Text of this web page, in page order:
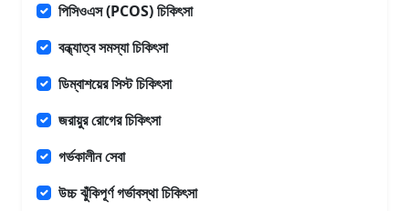
পিসিওএস (PCOS) চিকিৎসা
বন্ধ্যাত্ব সমস্যা চিকিৎসা
ডিম্বাশয়ের সিস্ট চিকিৎসা
জরায়ুর রোগের চিকিৎসা
গর্ভকালীন সেবা
উচ্চ ঝুঁকিপূর্ণ গর্ভাবস্থা চিকিৎসা